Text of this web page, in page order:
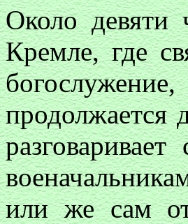
Около девяти
Кремле, где
продолжается
или же сам